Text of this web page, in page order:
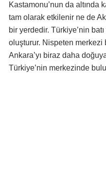
Kastamonu’nun da altında
tam olarak etkilenir ne de
bir yerdedir. Türkiye’nin batı
oluşturur. Nispeten
Ankara’yı biraz daha
Türkiye’nin merkezinde